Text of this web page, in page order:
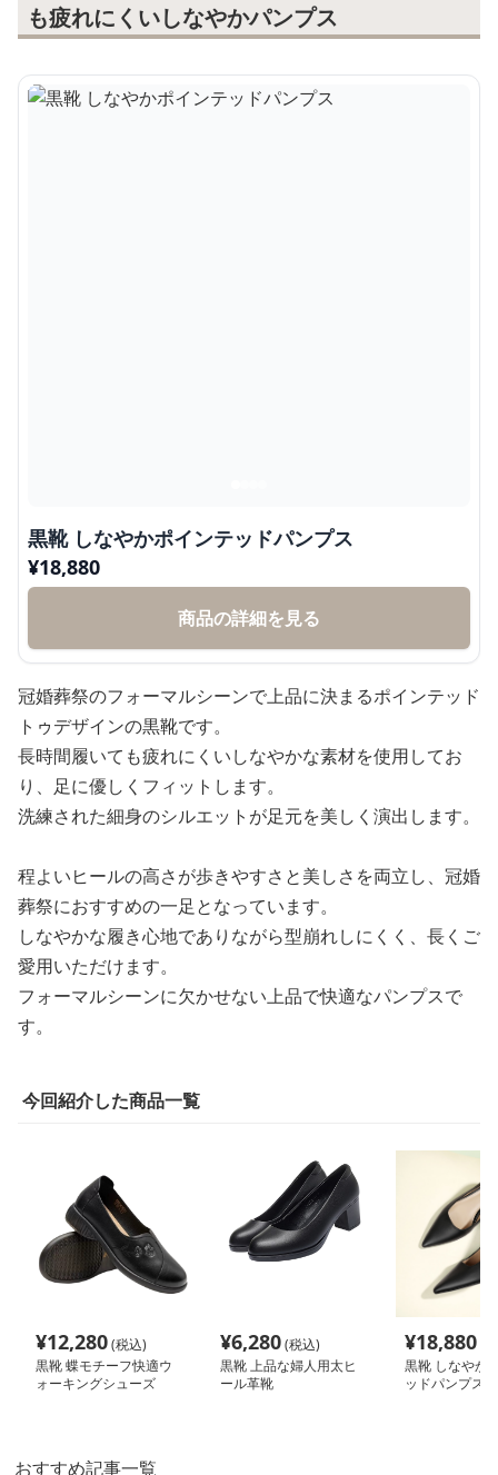
も疲れにくいしなやかパンプス
黒靴 しなやかポインテッドパンプス
¥18,880
商品の詳細を見る
冠婚葬祭のフォーマルシーンで上品に決まるポインテッド
トゥデザインの黒靴です。
長時間履いても疲れにくいしなやかな素材を使用してお
り、足に優しくフィットします。
洗練された細身のシルエットが足元を美しく演出します。
程よいヒールの高さが歩きやすさと美しさを両立し、冠婚
葬祭におすすめの一足となっています。
しなやかな履き心地でありながら型崩れしにくく、長くご
愛用いただけます。
フォーマルシーンに欠かせない上品で快適なパンプスで
す。
今回紹介した商品一覧
¥12,280(税込)
黒靴 蝶モチーフ快適ウ
ォーキングシューズ
¥6,280(税込)
黒靴 上品な婦人用太ヒ
ール革靴
¥18,880
黒靴 しなやか
ッドパンプス
おすすめ記事一覧